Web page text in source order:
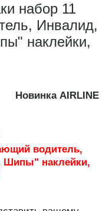
набор 11
Инвалид,
наклейки,
Новинка AIRLINE
водитель,
Шипы" наклейки,